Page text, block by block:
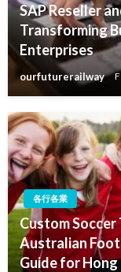
SAP Reseller
Transforming
Enterprises
ourfuturerailway
各行各業
Custom Soccer
Australian
Guide for